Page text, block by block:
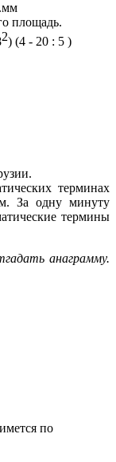
площадь.
2) (4 - 20 : 5 )
терминах
За одну минуту
термины
анаграмму.
по